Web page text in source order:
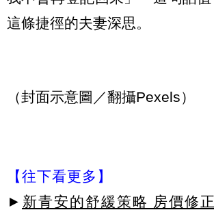
這條捷徑的夫妻深思。
（封面示意圖／翻攝Pexels）
【往下看更多】
► 新青安的舒緩策略 房價修